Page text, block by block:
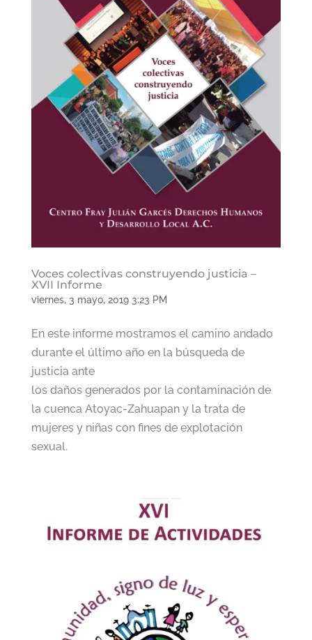
Voces colectivas construyendo justicia –
XVII Informe
viernes, 3 mayo, 2019 3:23 PM
En este informe mostramos el camino andado
durante el último año en la búsqueda de
justicia ante
los daños generados por la contaminación de
la cuenca Atoyac-Zahuapan y la trata de
mujeres y niñas con fines de explotación
sexual.